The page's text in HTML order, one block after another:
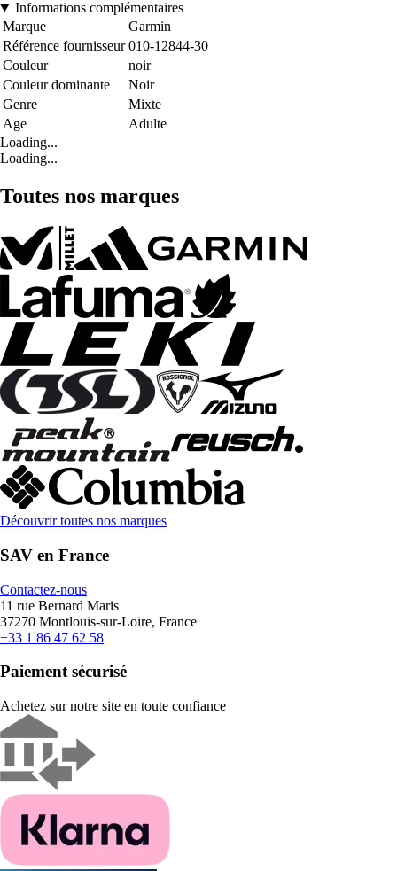
Informations complémentaires
Marque
Garmin
Référence fournisseur 010-12844-30
Couleur
noir
Couleur dominante
Noir
Genre
Mixte
Age
Adulte
Loading...
Loading...
Toutes nos marques
Découvrir toutes nos marques
SAV en France
Contactez-nous
11 rue Bernard Maris
37270 Montlouis-sur-Loire, France
+33 1 86 47 62 58
Paiement sécurisé
Achetez sur notre site en toute confiance